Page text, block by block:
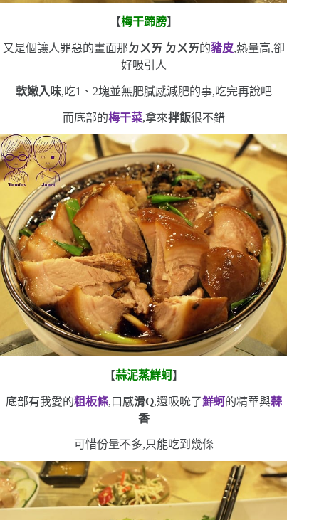
【梅干蹄膀】
又是個讓人罪惡的畫面那ㄉㄨㄞ ㄉㄨㄞ的豬皮,熱量高,卻
好吸引人
軟嫩入味,吃1 、 2塊並無肥膩感減肥的事,吃完再說吧
而底部的梅干菜,拿來拌飯很不錯
【蒜泥蒸鮮蚵】
底部有我愛的粗板條,口感滑Q,還吸吮了鮮蚵的精華與蒜
香
可惜份量不多,只能吃到幾條